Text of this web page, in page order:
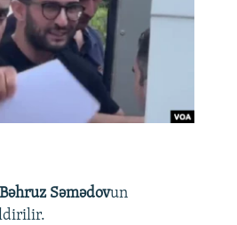
Bəhruz Səmədovun